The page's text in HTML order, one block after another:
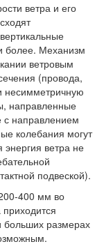
ветра и его
более. Механизм
ветровым
(провода,
несимметричную
направленные
направлением
колебания могут
ветра не
подвеской).
400 мм во
больших размерах